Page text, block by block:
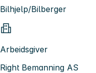
Bilhjelp/Bilberger
Arbeidsgiver
Right Bemanning AS